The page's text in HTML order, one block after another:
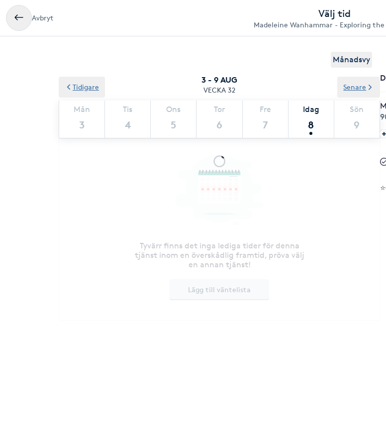
Avbryt Välj tid
Madeleine Wanhammar - Exploring
Månadsvy
3 - 9 AUG
VECKA 32
Mån
3
Tis
4
Ons
5
Tor
6
Fre
7
Idag
8
Sön
9
Tidigare Senare
Tyvärr finns det inga lediga tider för denna
tjänst inom en överskådlig framtid, pröva välj
en annan tjänst!
Lägg till väntelista